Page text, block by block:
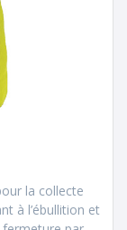
la collecte
à l’ébullition et